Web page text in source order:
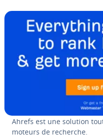
Ahrefs est une solution
moteurs de recherche.